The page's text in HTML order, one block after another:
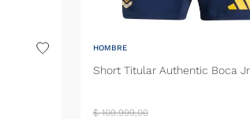
HOMBRE
Short Titular Authentic Boca
$ 109.999,00